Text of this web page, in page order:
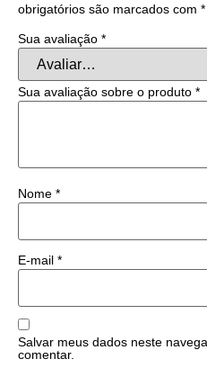
obrigatórios são marcados com *
Sua avaliação *
Sua avaliação sobre o produto *
Nome *
E-mail *
Salvar meus dados neste
comentar.